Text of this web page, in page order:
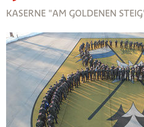
KASERNE "AM GOLDENEN